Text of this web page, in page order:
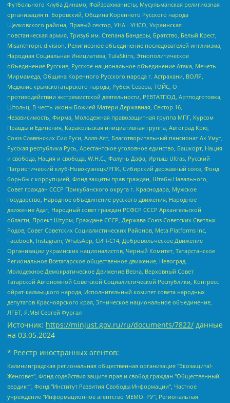
Футбольного Клуба Динамо, Файзрахманисты, Мусульманская религиозная
организация п. Боровский, Община Коренного Русского народа
Щелковского района, Правый сектор, УНА - УНСО, Украинская
повстанческая армия, Тризуб им. Степана Бандеры, Братство, Белый Крест,
Misanthropic division, Религиозное объединение последователей инглиизма,
Народная Социальная Инициатива, TulaSkins, Этнополитическое
объединение Русские, Русское национальное объединение Атака, Мечеть
Мирмамеда, Община Коренного Русского народа г. Астрахани, ВОЛЯ,
Меджлис крымскотатарского народа, Рубеж Севера, ТОЙС, О
противодействии экстремистской деятельности, РЕВТАТПОД, Артподготовка,
Штольц, В честь иконы Божией Матери Державная, Сектор 16,
Независимость, Фирма, Молодежная правозащитная группа МПГ, Курсом
Правды и Единения, Каракольская инициативная группа, Автоград Крю,
Союз Славянских Сил Руси, Алля-Аят, Благотворительный пансионат Ак Умут,
Русская республика Русь, Арестантское уголовное единство, Башкорт, Нация
и свобода, Нация и свобода, W.H.С., Фалунь Дафа, Иртыш Ultras, Русский
Патриотический клуб-Новокузнецк/РПК, Сибирский державный союз, Фонд
борьбы с коррупцией, Фонд защиты прав граждан, Штабы Навального,
Совет граждан СССР Прикубанского округа г. Краснодара, Мужское
государство, Народное объединение русского движения, Народное
движение Адат, Народный совет граждан РСФСР СССР Архангельской
области, Проект Штурм, Граждане СССР, Держава Союз Советских Светлых
Родов, Совет Советских Социалистических Районов, Meta Platforms Inc,
Facebook, Instagram, WhatsApp, СИЧ-С14, Добровольческое Движение
Организации украинских националистов, Черный Комитет, Татарстанское
Региональное Всетатарское общественное движение, Невоград,
Молодежное Демократическое Движение Весна, Верховный Совет
Татарской Автономной Советской Социалистической Республики, Конгресс
ойрат-калмыцкого народа, Исполнительный комитет совета народных
депутатов Красноярского края, Этническое национальное объединение,
ЛГБТ, Я.МЫ Сергей Фургал
Источник: https://minjust.gov.ru/ru/documents/7822/ данные
на 03.05.2024
* Реестр иностранных агентов:
Калининградская региональная общественная организация "Экозащита!-Женсовет", Фонд содействия защите прав и свобод граждан "Общественный вердикт", Фонд "Институт Развития Свободы Информации", Частное учреждение "Информационное агентство МЕМО. РУ", Региональная общественная организация "Общественная комиссия по сохранению наследия академика Сахарова", Фонд поддержки свободы прессы, Санкт-Петербургская общественная правозащитная организация "Гражданский контроль", Межрегиональная общественная организация "Информационно-просветительский центр "Мемориал", Региональный Фонд "Центр Защиты Прав Средств Массовой Информации", с 05.12.2023 Фонд "Центр Защиты Прав Средств массовой информации", Региональная общественная благотворительная организация помощи беженцам и мигрантам "Гражданское содействие", Негосударственное образовательное учреждение дополнительного профессионального образования (повышение квалификации) специалистов "АКАДЕМИЯ ПО ПРАВАМ ЧЕЛОВЕКА", Свердловская региональная общественная организация "Сутяжник", Автономная некоммерческая организация "Центр независимых социологических исследований", Союз общественных объединений "Российский исследовательский центр по правам человека", Региональное общественное учреждение научно-информационный центр "МЕМОРИАЛ", Некоммерческая организация "Фонд защиты гласности", Автономная некоммерческая организация "Институт прав человека", Городская общественная организация "Екатеринбургское общество "МЕМОРИАЛ", Городская общественная организация "Рязанское историко-просветительское и правозащитное общество "Мемориал" (Рязанский Мемориал), Челябинский региональный орган общественной самодеятельности – женское общественное объединение "Женщины Евразии", Челябинский региональный орган общественной самодеятельности "Уральская правозащитная группа", Фонд содействия защите здоровья и социальной справедливости имени Андрея Рылькова, Автономная Некоммерческая Организация "Аналитический Центр Юрия Левады", Автономная некоммерческая организация социальной поддержки населения "Проект Апрель", Региональная общественная организация помощи женщинам и детям, находящимся в кризисной ситуации "Информационно-методический центр "Анна", Фонд содействия развитию массовых коммуникаций и правовому просвещению "Так-так-Так", Фонд содействия устойчивому развитию "Серебряная тайга", Свердловский региональный общественный фонд социальных проектов "Новое время", "Idel.Реалии", Кавказ.Реалии, Крым.Реалии, Телеканал Настоящее Время, Татаро-башкирская служба Радио Свобода (Azatliq Radiosi), Радио Свободная Европа/Радио Свобода (PCE/PC), "Сибирь.Реалии", "Фактограф", Благотворительный фонд помощи осужденным и их семьям, Автономная некоммерческая организация "Институт глобализации и социальных движений", Фонд "В защиту прав заключенных", Частное учреждение "Центр поддержки и содействия развитию средств массовой информации", Пензенский региональный общественный благотворительный фонд "Гражданский союз", "Север.Реалии", Некоммерческая организация Фонд "Правовая инициатива", Общество с ограниченной ответственностью "Радио Свободная Европа/Радио Свобода", Чешское информационное агентство "MEDIUM-ORIENT", Красноярская региональная общественная организация "Мы против СПИДа", Камалягин Денис Николаевич, Маркелов Сергей Евгеньевич, Пономарев Лев Александрович, Савицкая Людмила Алексеевна, Автономная некоммерческая организация "Центр по работе с проблемой насилия "НАСИЛИЮ.НЕТ", Межрегиональный профессиональный союз работников здравоохранения "Альянс врачей", Юридическое лицо, зарегистрированное в Латвийской Республике, SIA "Medusa Project" (регистрационный номер 40103797863, дата регистрации 10.06.2014), Некоммерческая организация "Фонд по борьбе с коррупцией", Автономная некоммерческая организация "Институт права и публичной политики", Баданин Роман Сергеевич, Гликин Максим Александрович, Железнова Мария Михайловна, Лукьянова Юлия Сергеевна, Маетная Елизавета Витальевна, Маняхин Петр Борисович, Чуракова Ольга Владимировна, Ярош Юлия Петровна, Юридическое лицо "The Insider SIA", зарегистрированное в Риге, Латвийская Республика (дата регистрации 26.06.2015), являющееся администратором доменного имени интернет-издания "The Insider SIA", https://theins.ru, Постернак Алексей Евгеньевич, Рубин Михаил Аркадьевич, Анин Роман Александрович, Юридическое лицо Istories fonds, зарегистрированное в Латвийской Республике (регистрационный номер 50008295751, дата регистрации 24.02.2020), Великовский Дмитрий Александрович, Долинина Ирина Николаевна, Мароховская Алеся Алексеевна, Шлейнов Роман Юрьевич, Шмагун Олеся Валентиновна, Общество с ограниченной ответственностью "Альтаир 2021", Общество с ограниченной ответственностью "Вега 2021", Общество с ограниченной ответственностью "Главный редактор 2021", Общество с ограниченной ответственностью "Ромашки монолит", Важенков Артем Валерьевич, Ивановская областная общественная организация "Центр гендерных исследований", Гурман Юрий Альбертович, Медиапроект "ОВД-Инфо", Егоров Владимир Владимирович, Жилинский Владимир Александрович, Общество с ограниченной ответственностью "ЗП", Иванова София Юрьевна, Карезина Инна Павловна, Кильтау Екатерина Викторовна, Петров Алексей Викторович, Пискунов Сергей Евгеньевич, Смирнов Сергей Сергеевич, Тихонов Михаил Сергеевич, Общество с ограниченной ответственностью "ЖУРНАЛИСТ-ИНОСТРАННЫЙ АГЕНТ", Арапова Галина Юрьевна, Вольтская Татьяна Анатольевна, Американская компания "Mason G.E.S. Anonymous Foundation" (США), являющаяся владельцем интернет-издания https://mnews.world/, Компания "Stichting Bellingcat", зарегистрированная в Нидерландах (дата регистрации 11.07.2018), Захаров Андрей Вячеславович, Клепиковская Екатерина Дмитриевна, Общество с ограниченной ответственностью "МЕМО", Перл Роман Александрович, Симонов Евгений Алексеевич, Соловьева Елена Анатольевна, Сотников Даниил Владимирович, Сурначева Елизавета Дмитриевна, Автономная некоммерческая организация по защите прав человека и информированию населения "Якутия – Наше Мнение", Общество с ограниченной ответственностью "Москоу диджитал медиа", с 26.01.2023 Общество с ограниченной ответственностью "Чайка Белые сады", Ветошкина Валерия Валерьевна, Заговора Максим Александрович, Межрегиональное общественное движение "Российская ЛГБТ - сеть", Оленичев Максим Владимирович, Павлов Иван Юрьевич, Скворцова Елена Сергеевна, Общество с ограниченной ответственностью "Как бы инагент", Кочетков Игорь Викторович, Общество с ограниченной ответственностью "Честные выборы", Еланчик Олег Александрович, Общество с ограниченной ответственностью "Нобелевский призыв", Гималова Регина Эмилевна, Григорьев Андрей Валерьевич, Григорьева Алина Александровна, Ассоциация по содействию защите прав призывников, альтернативнослужащих и военнослужащих "Правозащитная группа "Гражданин.Армия.Право", Хисамова Регина Фаритовна, Автономная некоммерческая организация по реализации социально-правовых программ "Лилит", Дальневосточное общественное движение "Маяк", Санкт-Петербургская ЛГБТ-инициативная группа "Выход", Инициативная группа ЛГБТ+ "Реверс", Алексеев Андрей Викторович, Бекбулатова Таисия Львовна, Беляев Иван Михайлович, Владыкина Елена Сергеевна, Гельман Марат Александрович, Никульшина Вероника Юрьевна, Толоконникова Надежда Андреевна, Шендерович Виктор Анатольевич, Общество с ограниченной ответственностью "Данное сообщение", Общество с ограниченной ответственностью Издательский дом "Новая глава", Айнбиндер Александра Александровна, Московский комьюнити-центр для ЛГБТ+инициатив, Благотворительный фонд развития филантропии, Deutsche Welle (Германия, Kurt-Schumacher-Strasse 3, 53113 Bonn), Борзунова Мария Михайловна, Воробьев Виктор Викторович, Голубева Анна Львовна, Константинова Алла Михайловна, Малкова Ирина Владимировна, Мурадов Мурад Абдулгалимович, Осетинская Елизавета Николаевна, Понасенков Евгений Николаевич, Ганапольский Матвей Юрьевич, Киселев Евгений Алексеевич, Борухович Ирина Григорьевна, Дремин Иван Тимофеевич, Дубровский Дмитрий Викторович, Красноярская региональная общественная организация поддержки и развития альтернативных образовательных технологий и межкультурных коммуникаций "ИНТЕРРА", Маяковская Екатерина Алексеевна, Фейгин Марк Захарович, Филимонов Андрей Викторович, Дзугкоева Регина Николаевна, Доброхотов Роман Александрович, Дудь Юрий Александрович, Елкин Сергей Владимирович, Кругликов Кирилл Игоревич, Сабунаева Мария Леонидовна, Семенов Алексей Владимирович, Шаинян Карен Багратович, Шульман Екатерина Михайловна, Асафьев Артур Валерьевич, Вахштайн Виктор Семенович, Венедиктов Алексей Алексеевич, Лушникова Екатерина Евгеньевна, Волков Леонид Михайлович, Невзоров Александр Глебович, Пархоменко Сергей Борисович, Сироткин Ярослав Николаевич, Кара-Мурза Владимир Владимирович, Баранова Наталья Владимировна, Гозман Леонид Яковлевич, Кагарлицкий Борис Юльевич, Климарев Михаил Валерьевич, Милов Владимир Станиславович, Автономная некоммерческая организация Краснодарский центр современного искусства "Типография", Моргенштерн Алишер Тагирович, Соболь Любовь Эдуардовна, Общество с ограниченной ответственностью "ЛИЗА НОРМ", Каспаров Гарри Кимович, Ходорковский Михаил Борисович, Общество с ограниченной ответственностью "Апрельские тезисы", Данилович Ирина Брониславовна, Кашин Олег Владимирович, Петров Николай Владимирович, Пивоваров Алексей Владимирович, Соколов Михаил Владимирович, Цветкова Юлия Владимировна, Чичваркин Евгений Александрович, Комитет против пыток/Команда против пыток, Общество с ограниченной ответственностью "Первый научный", Общество с ограниченной ответственностью "Вертолет и ко", Белоцерковская Вероника Борисовна, Кац Максим Евгеньевич, Лазарева Татьяна Юрьевна, Шаведдинов Руслан Табризович, Яшин Илья Валерьевич, Общество с ограниченной ответственностью "Иноагент ААВ", Алешковский Дмитрий Петрович, Альбац Евгения Марковна, Быков Дмитрий Львович, Галямина Юлия Евгеньевна, Лойко Сергей Леонидович, Мартынов Кирилл Константинович, Медведев Сергей Александрович, Крашенинников Федор Геннадиевич, Гордеева Катерина Вл